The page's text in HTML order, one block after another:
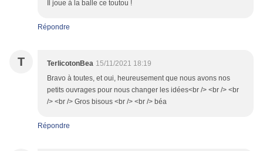
Il joue à la balle ce toutou !
Répondre
T TerlicotonBea 15/11/2021 18:19
Bravo à toutes, et oui, heureusement que nous avons nos
petits ouvrages pour nous changer les idées<br /> <br /> <br
/> <br /> Gros bisous <br /> <br /> béa
Répondre